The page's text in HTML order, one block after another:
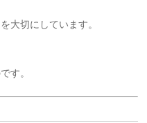
大切にしています。
す。